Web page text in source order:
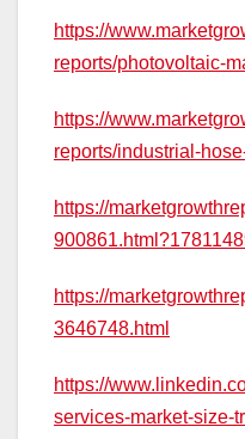
https://
reports/photovoltaic-
https://
reports/industrial-
https://
https://
3646748.html
https://
services-market-size-